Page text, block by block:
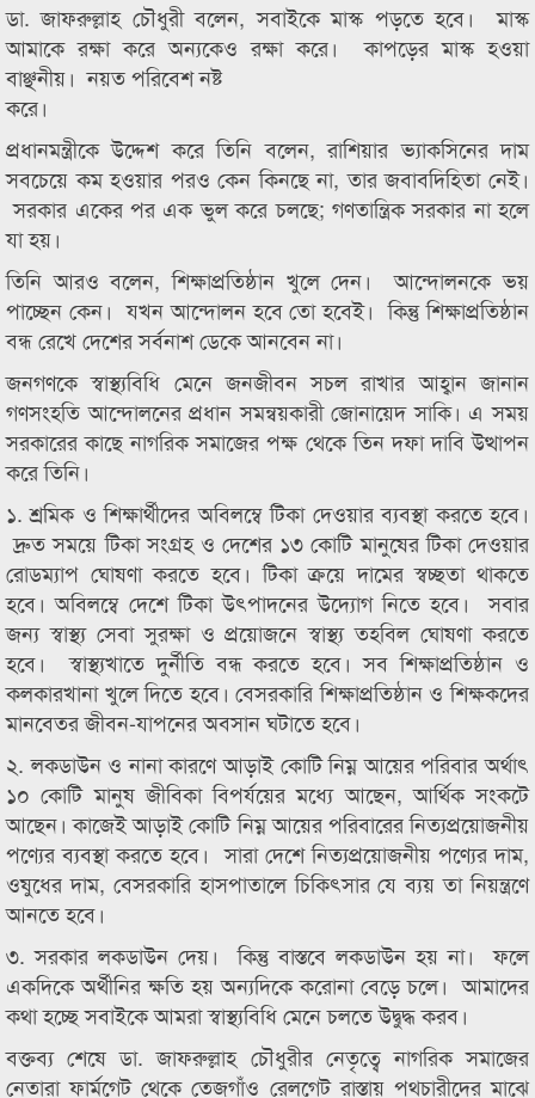
ডা. জাফরুল্লাহ চৌধুরী বলেন, সবাইকে মাস্ক পড়তে হবে। মাস্ক
আমাকে রক্ষা করে অন্যকেও রক্ষা করে। কাপড়ের মাস্ক হওয়া
বাঞ্ছনীয়। নয়ত পরিবেশ নষ্ট
করে।
প্রধানমন্ত্রীকে উদ্দেশ করে তিনি বলেন, রাশিয়ার ভ্যাকসিনের দাম
সবচেয়ে কম হওয়ার পরও কেন কিনছে না, তার জবাবদিহিতা নেই।
সরকার একের পর এক ভুল করে চলছে; গণতান্ত্রিক সরকার না হলে
যা হয়।
তিনি আরও বলেন, শিক্ষাপ্রতিষ্ঠান খুলে দেন। আন্দোলনকে ভয়
পাচ্ছেন কেন। যখন আন্দোলন হবে তো হবেই। কিন্তু শিক্ষাপ্রতিষ্ঠান
বন্ধ রেখে দেশের সর্বনাশ ডেকে আনবেন না।
জনগণকে স্বাস্থ্যবিধি মেনে জনজীবন সচল রাখার আহ্বান জানান
গণসংহতি আন্দোলনের প্রধান সমন্বয়কারী জোনায়েদ সাকি। এ সময়
সরকারের কাছে নাগরিক সমাজের পক্ষ থেকে তিন দফা দাবি উত্থাপন
করে তিনি।
১. শ্রমিক ও শিক্ষার্থীদের অবিলম্বে টিকা দেওয়ার ব্যবস্থা করতে হবে।
দ্রুত সময়ে টিকা সংগ্রহ ও দেশের ১৩ কোটি মানুষের টিকা দেওয়ার
রোডম্যাপ ঘোষণা করতে হবে। টিকা ক্রয়ে দামের স্বচ্ছতা থাকতে
হবে। অবিলম্বে দেশে টিকা উৎপাদনের উদ্যোগ নিতে হবে। সবার
জন্য স্বাস্থ্য সেবা সুরক্ষা ও প্রয়োজনে স্বাস্থ্য তহবিল ঘোষণা করতে
হবে। স্বাস্থ্যখাতে দুর্নীতি বন্ধ করতে হবে। সব শিক্ষাপ্রতিষ্ঠান ও
কলকারখানা খুলে দিতে হবে। বেসরকারি শিক্ষাপ্রতিষ্ঠান ও শিক্ষকদের
মানবেতর জীবন-যাপনের অবসান ঘটাতে হবে।
২. লকডাউন ও নানা কারণে আড়াই কোটি নিম্ন আয়ের পরিবার অর্থাৎ
১০ কোটি মানুষ জীবিকা বিপর্যয়ের মধ্যে আছেন, আর্থিক সংকটে
আছেন। কাজেই আড়াই কোটি নিম্ন আয়ের পরিবারের নিত্যপ্রয়োজনীয়
পণ্যের ব্যবস্থা করতে হবে। সারা দেশে নিত্যপ্রয়োজনীয় পণ্যের দাম,
ওষুধের দাম, বেসরকারি হাসপাতালে চিকিৎসার যে ব্যয় তা নিয়ন্ত্রণে
আনতে হবে।
৩. সরকার লকডাউন দেয়। কিন্তু বাস্তবে লকডাউন হয় না। ফলে
একদিকে অর্থীনির ক্ষতি হয় অন্যদিকে করোনা বেড়ে চলে। আমাদের
কথা হচ্ছে সবাইকে আমরা স্বাস্থ্যবিধি মেনে চলতে উদ্বুদ্ধ করব।
বক্তব্য শেষে ডা. জাফরুল্লাহ চৌধুরীর নেতৃত্বে নাগরিক সমাজের
নেতারা ফার্মগেট থেকে তেজগাঁও রেলগেট রাস্তায় পথচারীদের মাঝে